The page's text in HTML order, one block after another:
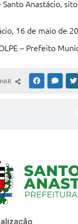
Anastácio,
16 de maio de
– Prefeito
FACEBOOK